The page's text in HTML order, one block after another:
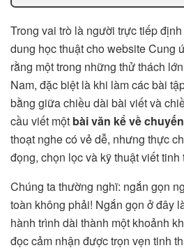
Trong vai trò là người trực tiếp
dung học thuật cho website Cung
rằng một trong những thử thách
Nam, đặc biệt là khi làm các bài
bằng giữa chiều dài bài viết và
cầu viết một bài văn kể về
thoạt nghe có vẻ dễ, nhưng thực
đọng, chọn lọc và kỹ thuật viết tinh
Chúng ta thường nghĩ: ngắn gọn
toàn không phải! Ngắn gọn ở đây
hành trình dài thành một khoảnh
đọc cảm nhận được trọn vẹn tinh